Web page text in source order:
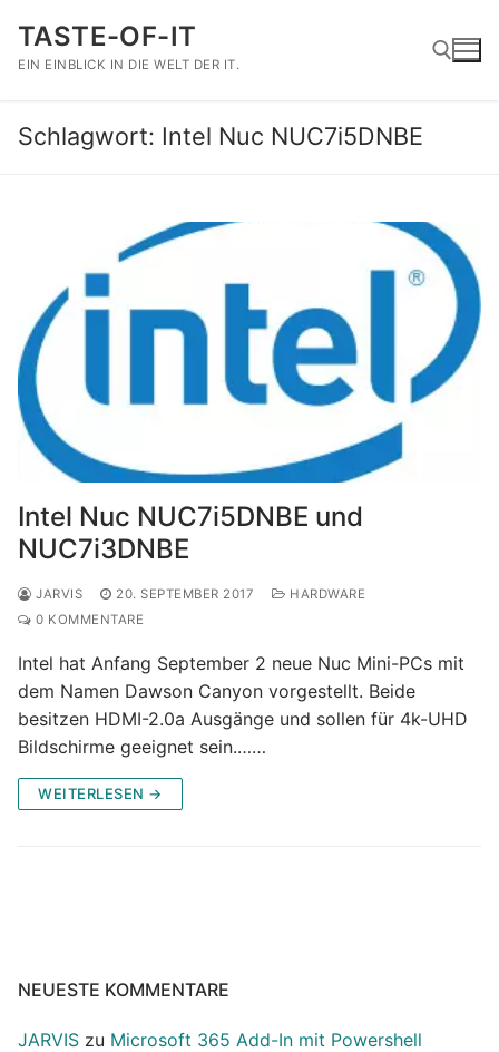
Inhalt
springen
TASTE-OF-IT
EIN EINBLICK IN DIE WELT DER IT.
Suchen nach:
Schlagwort: Intel Nuc NUC7i5DNBE
Intel Nuc NUC7i5DNBE und
NUC7i3DNBE
JARVIS 20. SEPTEMBER 2017
HARDWARE
0 KOMMENTARE
Intel hat Anfang September 2 neue Nuc Mini-PCs mit
dem Namen Dawson Canyon vorgestellt. Beide
besitzen HDMI-2.0a Ausgänge und sollen für 4k-UHD
Bildschirme geeignet sein.……
WEITERLESEN →
NEUESTE KOMMENTARE
JARVIS zu Microsoft 365 Add-In mit Powershell